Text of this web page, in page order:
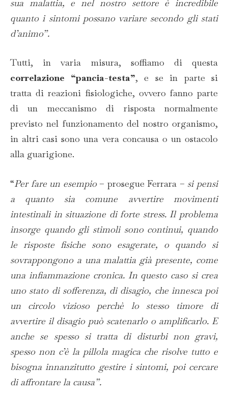
sua malattia, e nel nostro settore è incredibile
quanto i sintomi possano variare secondo gli stati
d’animo”.
Tutti, in varia misura, soffiamo di questa
correlazione “pancia-testa”, e se in parte si
tratta di reazioni fisiologiche, ovvero fanno parte
di un meccanismo di risposta normalmente
previsto nel funzionamento del nostro organismo,
in altri casi sono una vera concausa o un ostacolo
alla guarigione.
“Per fare un esempio– prosegue Ferrara – si pensi
a quanto sia comune avvertire movimenti
intestinali in situazione di forte stress. Il problema
insorge quando gli stimoli sono continui, quando
le risposte fisiche sono esagerate, o quando si
sovrappongono a una malattia già presente, come
una infiammazione cronica. In questo caso si crea
uno stato di sofferenza, di disagio, che innesca poi
un circolo vizioso perchè lo stesso timore di
avvertire il disagio può scatenarlo o amplificarlo. E
anche se spesso si tratta di disturbi non gravi,
spesso non c’è la pillola magica che risolve tutto e
bisogna innanzitutto gestire i sintomi, poi cercare
di affrontare la causa”.